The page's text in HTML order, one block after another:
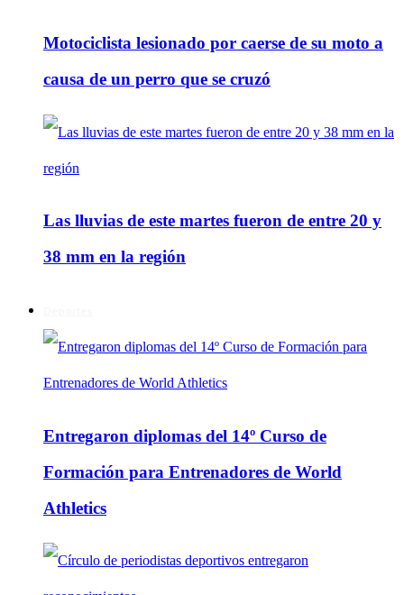
Motociclista lesionado por caerse de su moto a
causa de un perro que se cruzó
Las lluvias de este martes fueron de entre 20 y
38 mm en la región
Entregaron diplomas del 14º Curso de
Formación para Entrenadores de World
Athletics